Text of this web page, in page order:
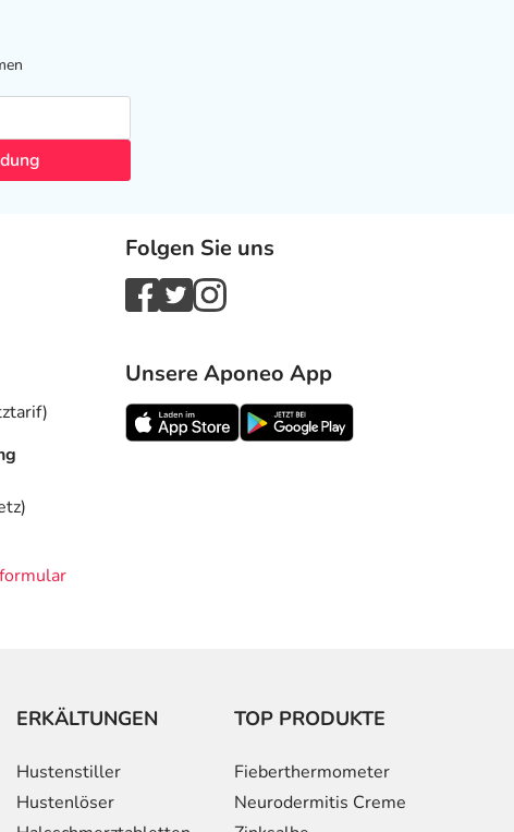
Folgen Sie uns
Unsere Aponeo App
ERKÄLTUNGEN
Hustenstiller
Hustenlöser
TOP PRODUKTE
Fieberthermometer
Neurodermitis Creme